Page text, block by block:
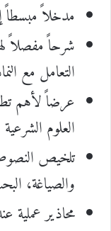
مدخلاً مبسطاً
شرحاً مفصلاً
التعامل مع
عرضاً لأهم
العلوم
تلخيص
والصياغة،
محاذير عملية